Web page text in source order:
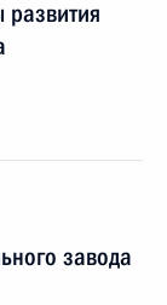
развития
завода